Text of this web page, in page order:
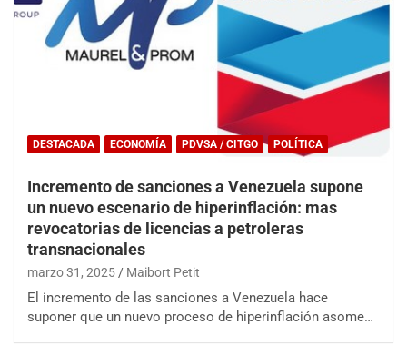
DESTACADA ECONOMÍA PDVSA / CITGO POLÍTICA
Incremento de sanciones a Venezuela supone
un nuevo escenario de hiperinflación: mas
revocatorias de licencias a petroleras
transnacionales
marzo 31, 2025 Maibort Petit
El incremento de las sanciones a Venezuela hace
suponer que un nuevo proceso de hiperinflación asome…